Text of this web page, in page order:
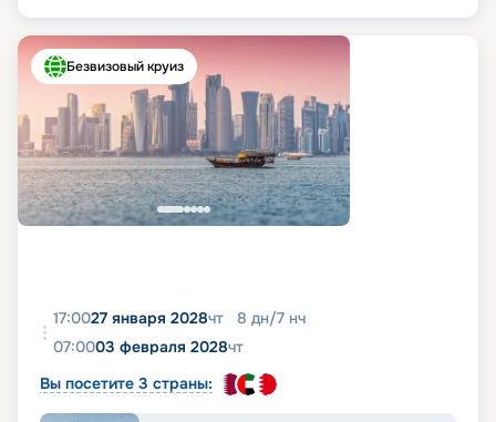
Безвизовый круиз
17:0027 января 2028чт 8 дн/7 нч
07:0003 февраля 2028чт
Вы посетите 3 страны: